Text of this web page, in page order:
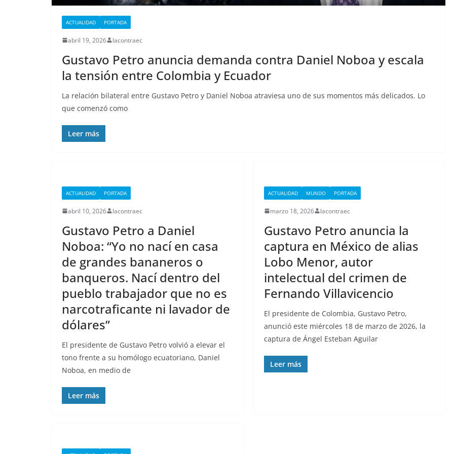
ACTUALIDAD PORTADA
abril 19, 2026 lacontraec
Gustavo Petro anuncia demanda contra Daniel Noboa y escala
la tensión entre Colombia y Ecuador
La relación bilateral entre Gustavo Petro y Daniel Noboa atraviesa uno de sus momentos más delicados. Lo
que comenzó como
Leer más
ACTUALIDAD PORTADA
abril 10, 2026 lacontraec
Gustavo Petro a Daniel
Noboa: “Yo no nací en casa
de grandes bananeros o
banqueros. Nací dentro del
pueblo trabajador que no es
narcotraficante ni lavador de
dólares”
El presidente de Gustavo Petro volvió a elevar el
tono frente a su homólogo ecuatoriano, Daniel
Noboa, en medio de
Leer más
ACTUALIDAD MUNDO PORTADA
marzo 18, 2026 lacontraec
Gustavo Petro anuncia la
captura en México de alias
Lobo Menor, autor
intelectual del crimen de
Fernando Villavicencio
El presidente de Colombia, Gustavo Petro,
anunció este miércoles 18 de marzo de 2026, la
captura de Ángel Esteban Aguilar
Leer más
cárcel de Esmeraldas,
deja al menos 13
privados de libertad
fallecidos
lacontraec
Sicarios acribillan a
Manta